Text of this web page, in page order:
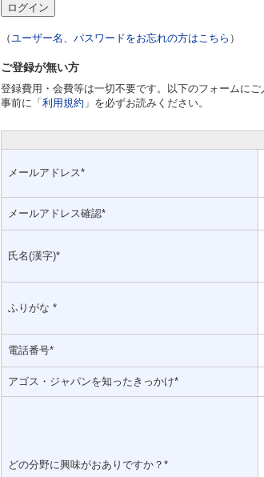
（ユーザー名、パスワードをお忘れの方はこちら ）
ご登録が無い方
登録費用・会費等は一切不要です。以下のフォームにご
事前に「 利用規約 」を必ずお読みください。
メールアドレス*
メールアドレス確認*
氏名(漢字)*
ふりがな *
電話番号*
アゴス・ジャパンを知ったきっかけ*
どの分野に興味がおありですか？*